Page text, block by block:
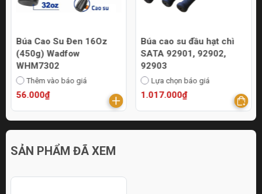
Búa Cao Su Đen 16Oz
(450g) Wadfow
WHM7302
Thêm vào báo giá
56.000₫
Búa cao su đầu hạt chì
SATA 92901, 92902,
92903
Lựa chọn báo giá
1.017.000₫
SẢN PHẨM ĐÃ XEM